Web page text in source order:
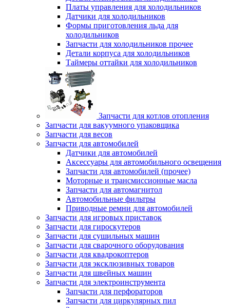
Платы управления для холодильников
Датчики для холодильников
Формы приготовления льда для
холодильников
Запчасти для холодильников прочее
Детали корпуса для холодильников
Таймеры оттайки для холодильников
Запчасти для котлов отопления
Запчасти для вакуумного упаковщика
Запчасти для весов
Запчасти для автомобилей
Датчики для автомобилей
Аксессуары для автомобильного освещения
Запчасти для автомобилей (прочее)
Моторные и трансмиссионные масла
Запчасти для автомагнитол
Автомобильные фильтры
Приводные ремни для автомобилей
Запчасти для игровых приставок
Запчасти для гироскутеров
Запчасти для сушильных машин
Запчасти для сварочного оборудования
Запчасти для квадрокоптеров
Запчасти для эксклюзивных товаров
Запчасти для швейных машин
Запчасти для электроинструмента
Запчасти для перфораторов
Запчасти для циркулярных пил